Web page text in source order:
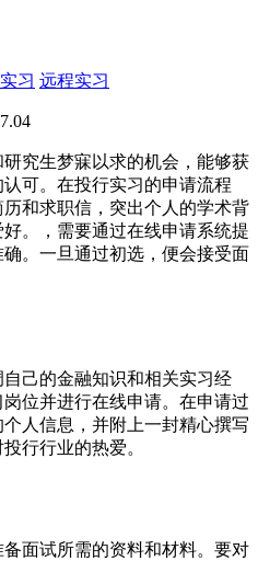
习 远程实习
究生梦寐以求的机会，能够获
可。在投行实习的申请流程
和求职信，突出个人的学术背
。，需要通过在线申请系统提
。一旦通过初选，便会接受面
己的金融知识和相关实习经
位并进行在线申请。在申请过
人信息，并附上一封精心撰写
行行业的热爱。
面试所需的资料和材料。要对